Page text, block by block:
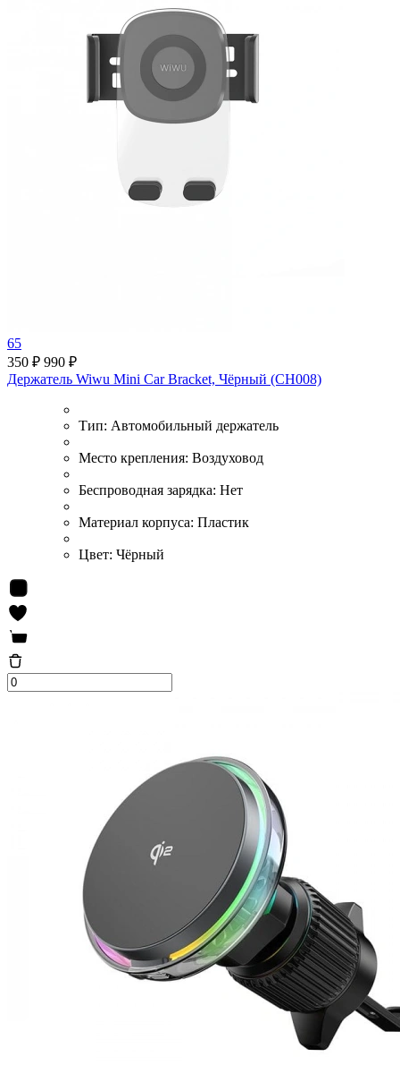
65
350 ₽ 990 ₽
Держатель Wiwu Mini Car Bracket, Чёрный (CH008)
Тип: Автомобильный держатель
Место крепления: Воздуховод
Беспроводная зарядка: Нет
Материал корпуса: Пластик
Цвет: Чёрный